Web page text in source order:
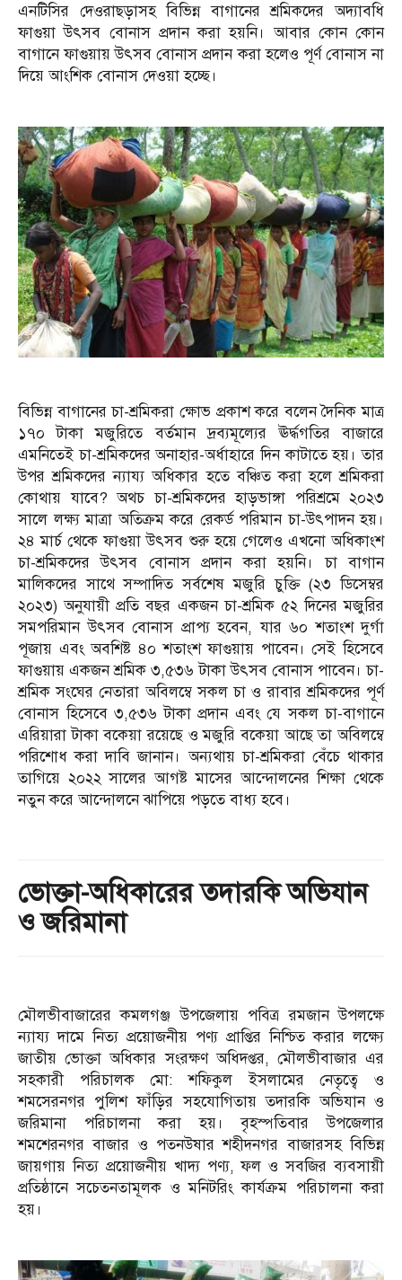
এনটিসির দেওরাছড়াসহ বিভিন্ন বাগানের শ্রমিকদের অদ্যাবধি
ফাগুয়া উৎসব বোনাস প্রদান করা হয়নি। আবার কোন কোন
বাগানে ফাগুয়ায় উৎসব বোনাস প্রদান করা হলেও পূর্ণ বোনাস না
দিয়ে আংশিক বোনাস দেওয়া হচ্ছে।
বিভিন্ন বাগানের চা-শ্রমিকরা ক্ষোভ প্রকাশ করে বলেন দৈনিক মাত্র
১৭০ টাকা মজুরিতে বর্তমান দ্রব্যমূল্যের ঊর্দ্ধগতির বাজারে
এমনিতেই চা-শ্রমিকদের অনাহার-অর্ধাহারে দিন কাটাতে হয়। তার
উপর শ্রমিকদের ন্যায্য অধিকার হতে বঞ্চিত করা হলে শ্রমিকরা
কোথায় যাবে? অথচ চা-শ্রমিকদের হাড়ভাঙ্গা পরিশ্রমে ২০২৩
সালে লক্ষ্য মাত্রা অতিক্রম করে রেকর্ড পরিমান চা-উৎপাদন হয়।
২৪ মার্চ থেকে ফাগুয়া উৎসব শুরু হয়ে গেলেও এখনো অধিকাংশ
চা-শ্রমিকদের উৎসব বোনাস প্রদান করা হয়নি। চা বাগান
মালিকদের সাথে সম্পাদিত সর্বশেষ মজুরি চুক্তি (২৩ ডিসেম্বর
২০২৩) অনুযায়ী প্রতি বছর একজন চা-শ্রমিক ৫২ দিনের মজুরির
সমপরিমান উৎসব বোনাস প্রাপ্য হবেন, যার ৬০ শতাংশ দুর্গা
পূজায় এবং অবশিষ্ট ৪০ শতাংশ ফাগুয়ায় পাবেন। সেই হিসেবে
ফাগুয়ায় একজন শ্রমিক ৩,৫৩৬ টাকা উৎসব বোনাস পাবেন। চা-
শ্রমিক সংঘের নেতারা অবিলম্বে সকল চা ও রাবার শ্রমিকদের পূর্ণ
বোনাস হিসেবে ৩,৫৩৬ টাকা প্রদান এবং যে সকল চা-বাগানে
এরিয়ারা টাকা বকেয়া রয়েছে ও মজুরি বকেয়া আছে তা অবিলম্বে
পরিশোধ করা দাবি জানান। অন্যথায় চা-শ্রমিকরা বেঁচে থাকার
তাগিয়ে ২০২২ সালের আগষ্ট মাসের আন্দোলনের শিক্ষা থেকে
নতুন করে আন্দোলনে ঝাপিয়ে পড়তে বাধ্য হবে।
ভোক্তা-অধিকারের তদারকি অভিযান
ও জরিমানা
মৌলভীবাজারের কমলগঞ্জ উপজেলায় পবিত্র রমজান উপলক্ষে
ন্যায্য দামে নিত্য প্রয়োজনীয় পণ্য প্রাপ্তির নিশ্চিত করার লক্ষ্যে
জাতীয় ভোক্তা অধিকার সংরক্ষণ অধিদপ্তর, মৌলভীবাজার এর
সহকারী পরিচালক মো: শফিকুল ইসলামের নেতৃত্বে ও
শমসেরনগর পুলিশ ফাঁড়ির সহযোগিতায় তদারকি অভিযান ও
জরিমানা পরিচালনা করা হয়। বৃহস্পতিবার উপজেলার
শমশেরনগর বাজার ও পতনউষার শহীদনগর বাজারসহ বিভিন্ন
জায়গায় নিত্য প্রয়োজনীয় খাদ্য পণ্য, ফল ও সবজির ব্যবসায়ী
প্রতিষ্ঠানে সচেতনতামূলক ও মনিটরিং কার্যক্রম পরিচালনা করা
হয়।